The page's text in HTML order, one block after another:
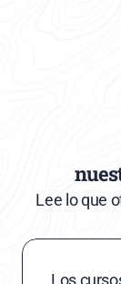
Lee lo que
Los